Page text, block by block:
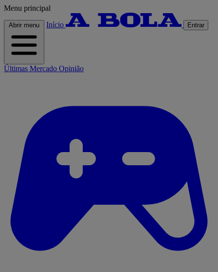
Menu principal
Abrir menu Início Entrar
Últimas Mercado Opinião